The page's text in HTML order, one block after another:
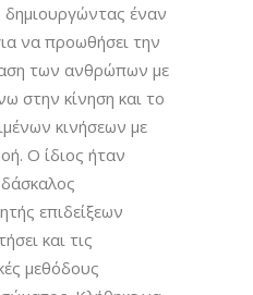
έναν
να προωθήσει την
των ανθρώπων με
στην κίνηση και το
κινήσεων με
Ο ίδιος ήταν
επιδείξεων
και τις
μεθόδους